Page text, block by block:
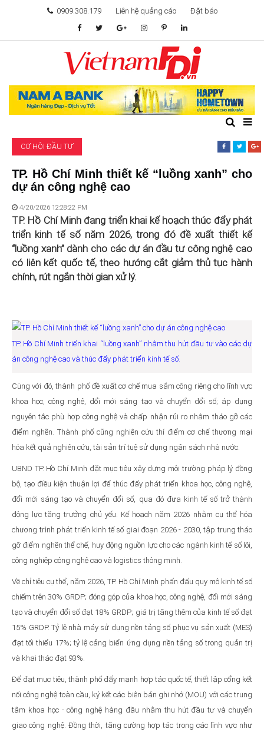
0909.308.179 Liên hệ quảng cáo Đặt báo
TÂM ĐIỂM ĐẦU TƯ
TÀI CHÍNH
KHỞI NGHIỆP
GIẢI TRÍ & CÔNG NGHỆ
CƠ HỘI ĐẦU TƯ
TP. Hồ Chí Minh thiết kế “luồng xanh” cho
dự án công nghệ cao
4/20/2026 12:28:22 PM
TP. Hồ Chí Minh đang triển khai kế hoạch thúc đẩy phát
triển kinh tế số năm 2026, trong đó đề xuất thiết kế
“luồng xanh” dành cho các dự án đầu tư công nghệ cao
có liên kết quốc tế, theo hướng cắt giảm thủ tục hành
chính, rút ngắn thời gian xử lý.
TP. Hồ Chí Minh triển khai “luồng xanh” nhằm thu hút đầu tư vào các dự
án công nghệ cao và thúc đẩy phát triển kinh tế số.
Cùng với đó, thành phố đề xuất cơ chế mua sắm công riêng cho lĩnh vực
khoa học, công nghệ, đổi mới sáng tạo và chuyển đổi số; áp dụng
nguyên tắc phù hợp công nghệ và chấp nhận rủi ro nhằm tháo gỡ các
điểm nghẽn. Thành phố cũng nghiên cứu thí điểm cơ chế thương mại
hóa kết quả nghiên cứu, tài sản trí tuệ sử dụng ngân sách nhà nước.
UBND TP. Hồ Chí Minh đặt mục tiêu xây dựng môi trường pháp lý đồng
bộ, tạo điều kiện thuận lợi để thúc đẩy phát triển khoa học, công nghệ,
đổi mới sáng tạo và chuyển đổi số, qua đó đưa kinh tế số trở thành
động lực tăng trưởng chủ yếu. Kế hoạch năm 2026 nhằm cụ thể hóa
chương trình phát triển kinh tế số giai đoạn 2026 - 2030, tập trung tháo
gỡ điểm nghẽn thể chế, huy động nguồn lực cho các ngành kinh tế số lõi,
công nghiệp công nghệ cao và logistics thông minh.
Về chỉ tiêu cụ thể, năm 2026, TP. Hồ Chí Minh phấn đấu quy mô kinh tế số
chiếm trên 30% GRDP; đóng góp của khoa học, công nghệ, đổi mới sáng
tạo và chuyển đổi số đạt 18% GRDP; giá trị tăng thêm của kinh tế số đạt
15% GRDP. Tỷ lệ nhà máy sử dụng nền tảng số phục vụ sản xuất (MES)
đạt tối thiểu 17%; tỷ lệ cảng biển ứng dụng nền tảng số trong quản trị
và khai thác đạt 93%.
Để đạt mục tiêu, thành phố đẩy mạnh hợp tác quốc tế, thiết lập cổng kết
nối công nghệ toàn cầu, ký kết các biên bản ghi nhớ (MOU) với các trung
tâm khoa học - công nghệ hàng đầu nhằm thu hút đầu tư và chuyển
giao công nghệ. Đồng thời, tăng cường hợp tác trong các lĩnh vực như